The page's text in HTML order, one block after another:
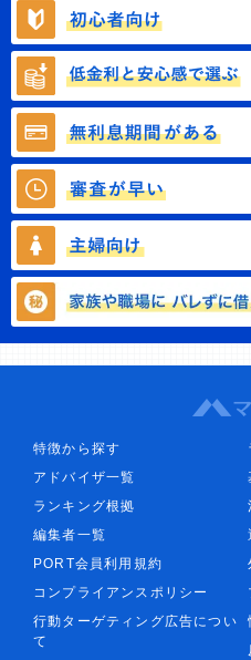
特徴から探す
アドバイザ一覧
ランキング根拠
編集者一覧
PORT会員利用規約
コンプライアンスポリシー
行動ターゲティング広告につい
て